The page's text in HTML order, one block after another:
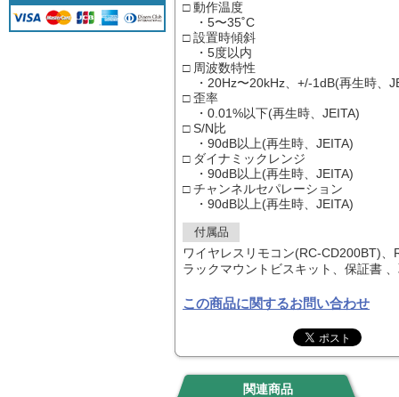
□ 動作温度
・5〜35˚C
□ 設置時傾斜
・5度以内
□ 周波数特性
・20Hz〜20kHz、+/-1dB(再生時、
□ 歪率
・0.01%以下(再生時、JEITA)
□ S/N比
・90dB以上(再生時、JEITA)
□ ダイナミックレンジ
・90dB以上(再生時、JEITA)
□ チャンネルセパレーション
・90dB以上(再生時、JEITA)
付属品
ワイヤレスリモコン(RC-CD200BT)
ラックマウントビスキット、保証書
この商品に関するお問い合わせ
関連商品